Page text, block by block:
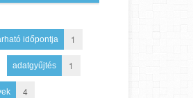
időpontja 1
adatgyűjtés 1
4